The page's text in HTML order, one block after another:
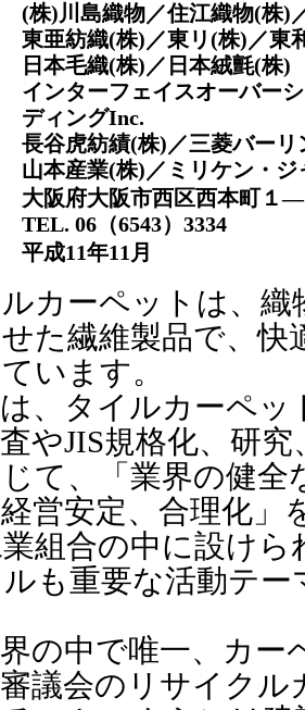
(株)川島織物／住江織物(株)
東亜紡織(株)／東リ(株)／東
日本毛織(株)／日本絨氈(株)
インターフェイスオーバー
ディングInc.
長谷虎紡績(株)／三菱バーリ
山本産業(株)／ミリケン・ジ
大阪府大阪市西区西本町１
TEL. 06（6543）3334
平成11年11月
ーペットは、織
た繊維製品で、快
います。
、タイルカーペッ
査やJIS規格化、研
て、「業界の健全
営安定、合理化」
組合の中に設け
も重要な活動テ
の中で唯一、カー
議会のリサイク